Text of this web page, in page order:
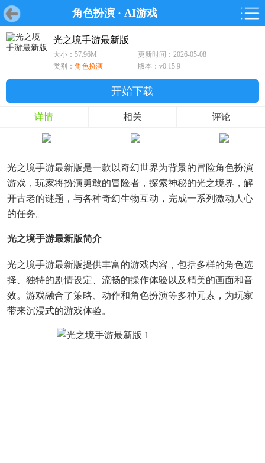
角色扮演 · AI游戏
首页 游戏 软件
首页 游戏 软件 鸿蒙
游戏
鸿蒙
软件
专题
光之境手游最新版
大小：57.96M
更新时间：2026-05-08
类别： 角色扮演 版本：v0.15.9
开始下载
详情 相关 评论
光之境手游最新版是一款以奇幻世界为背景的冒险角色扮演
游戏，玩家将扮演勇敢的冒险者，探索神秘的光之境界，解
开古老的谜题，与各种奇幻生物互动，完成一系列激动人心
的任务。
光之境手游最新版简介
光之境手游最新版提供丰富的游戏内容，包括多样的角色选
择、独特的剧情设定、流畅的操作体验以及精美的画面和音
效。游戏融合了策略、动作和角色扮演等多种元素，为玩家
带来沉浸式的游戏体验。